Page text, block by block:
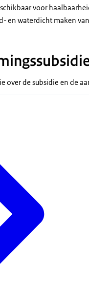
voor
en waterdicht maken
over de subsidie en de